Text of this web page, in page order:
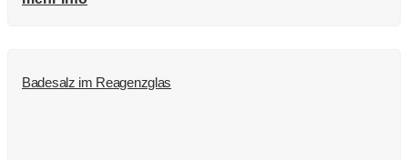
Badesalz im Reagenzglas